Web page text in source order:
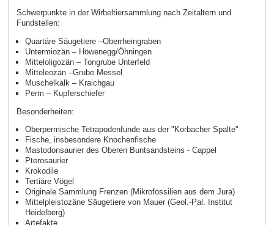
Schwerpunkte in der Wirbeltiersammlung nach Zeitaltern und
Fundstellen:
Quartäre Säugetiere –Oberrheingraben
Untermiozän – Höwenegg/Öhningen
Mitteloligozän – Tongrube Unterfeld
Mitteleozän –Grube Messel
Muschelkalk – Kraichgau
Perm – Kupferschiefer
Besonderheiten:
Oberpermische Tetrapodenfunde aus der "Korbacher Spalte"
Fische, insbesondere Knochenfische
Mastodonsaurier des Oberen Buntsandsteins - Cappel
Pterosaurier
Krokodile
Tertiäre Vögel
Originale Sammlung Frenzen (Mikrofossilien aus dem Jura)
Mittelpleistozäne Säugetiere von Mauer (Geol.-Pal. Institut
Heidelberg)
Artefakte